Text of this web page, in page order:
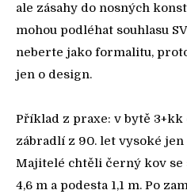
ale zásahy do nosných
mohou podléhat souhlasu
neberte jako formalitu,
jen o design.
Příklad z praxe: v bytě
zábradlí z 90. let vysoké
Majitelé chtěli černý kov
4,6 m a podesta 1,1 m. Po